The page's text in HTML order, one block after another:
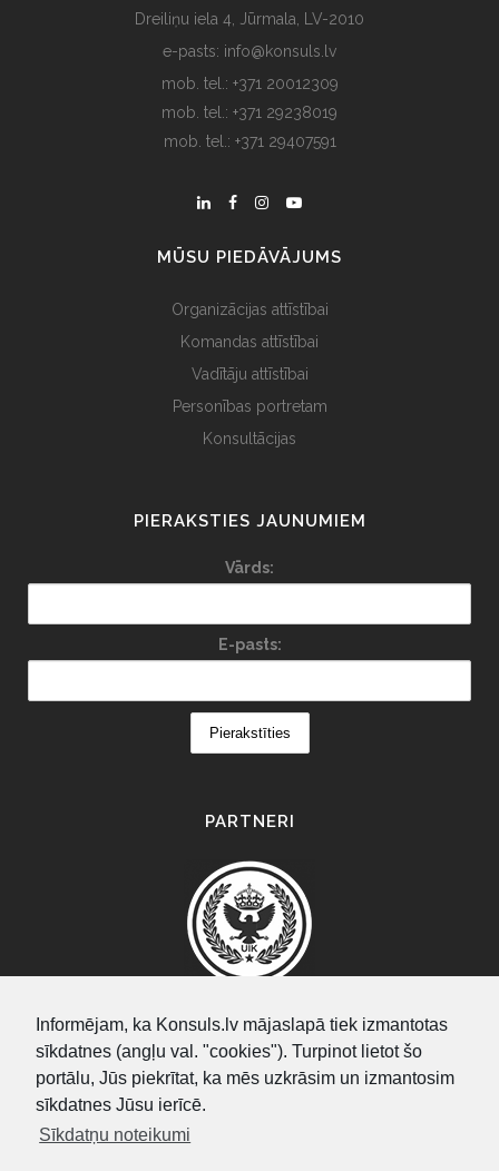
Informējam, ka Konsuls.lv mājaslapā tiek izmantotas
sīkdatnes (angļu val. "cookies"). Turpinot lietot šo
portālu, Jūs piekrītat, ka mēs uzkrāsim un izmantosim
sīkdatnes Jūsu ierīcē.
Sīkdatņu noteikumi
Dreiliņu iela 4, Jūrmala, LV-2010
e-pasts: info@konsuls.lv
mob. tel.: +371 20012309
mob. tel.: +371 29238019
mob. tel.: +371 29407591
MŪSU PIEDĀVĀJUMS
Organizācijas attīstībai
Komandas attīstībai
Vadītāju attīstībai
Personības portretam
Konsultācijas
PIERAKSTIES JAUNUMIEM
Vārds:
E-pasts:
PARTNERI
SEARCH